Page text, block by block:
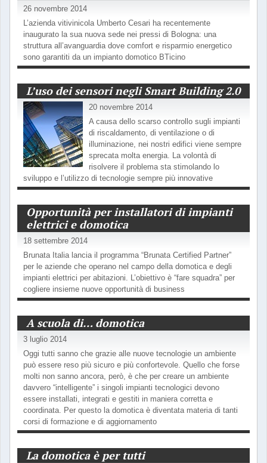
26 novembre 2014
L’azienda vitivinicola Umberto Cesari ha recentemente
inaugurato la sua nuova sede nei pressi di Bologna: una
struttura all’avanguardia dove comfort e risparmio energetico
sono garantiti da un impianto domotico BTicino
L’uso dei sensori negli Smart Building 2.0
20 novembre 2014
A causa dello scarso controllo sugli impianti
di riscaldamento, di ventilazione o di
illuminazione, nei nostri edifici viene sempre
sprecata molta energia. La volontà di
risolvere il problema sta stimolando lo
sviluppo e l’utilizzo di tecnologie sempre più innovative
Opportunità per installatori di impianti
elettrici e domotica
18 settembre 2014
Brunata Italia lancia il programma “Brunata Certified Partner”
per le aziende che operano nel campo della domotica e degli
impianti elettrici per abitazioni. L’obiettivo è “fare squadra” per
cogliere insieme nuove opportunità di business
A scuola di… domotica
3 luglio 2014
Oggi tutti sanno che grazie alle nuove tecnologie un ambiente
può essere reso più sicuro e più confortevole. Quello che forse
molti non sanno ancora, però, è che per creare un ambiente
davvero “intelligente” i singoli impianti tecnologici devono
essere installati, integrati e gestiti in maniera corretta e
coordinata. Per questo la domotica è diventata materia di tanti
corsi di formazione e di aggiornamento
La domotica è per tutti